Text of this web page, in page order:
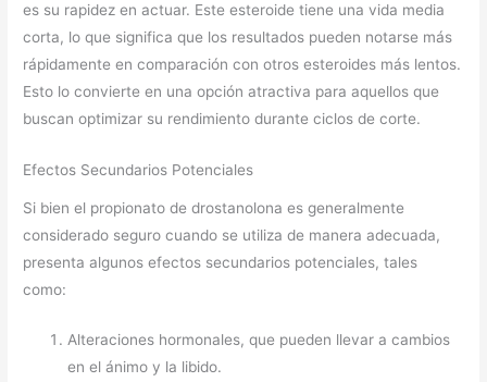
es su rapidez en actuar. Este esteroide tiene una vida media
corta, lo que significa que los resultados pueden notarse más
rápidamente en comparación con otros esteroides más lentos.
Esto lo convierte en una opción atractiva para aquellos que
buscan optimizar su rendimiento durante ciclos de corte.
Efectos Secundarios Potenciales
Si bien el propionato de drostanolona es generalmente
considerado seguro cuando se utiliza de manera adecuada,
presenta algunos efectos secundarios potenciales, tales
como:
Alteraciones hormonales, que pueden llevar a cambios
en el ánimo y la libido.